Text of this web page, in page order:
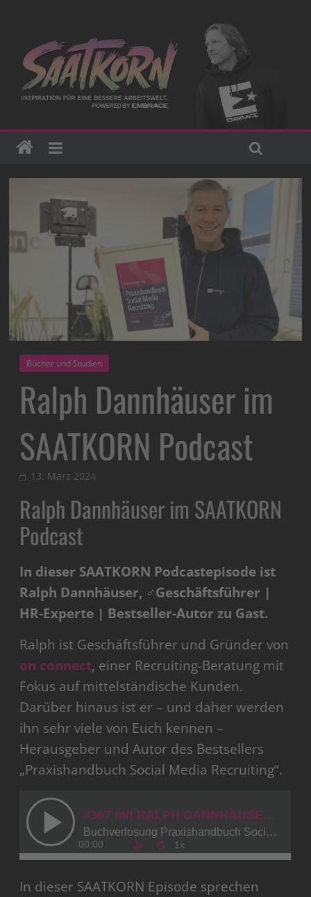
Bücher und Studien
Ralph Dannhäuser im
SAATKORN Podcast
13. März 2024
Ralph Dannhäuser im SAATKORN
Podcast
In dieser SAATKORN Podcastepisode ist
Ralph Dannhäuser, ‍♂️Geschäftsführer |
HR-Experte | Bestseller-Autor zu Gast.
Ralph ist Geschäftsführer und Gründer von
on connect, einer Recruiting-Beratung mit
Fokus auf mittelständische Kunden.
Darüber hinaus ist er – und daher werden
ihn sehr viele von Euch kennen –
Herausgeber und Autor des Bestsellers
„Praxishandbuch Social Media Recruiting“.
In dieser SAATKORN Episode sprechen